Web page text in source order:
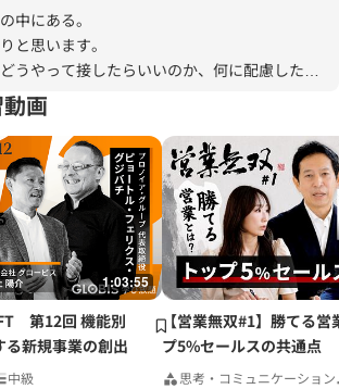
中にある。
と思います。
うやって接したらいいのか、何に配慮したら
らず”貝”になってしまいます。
少しづつでもコミュニケーションがとれるよ
なと思っています。
画
1:03:55
第12回 機能別
新規事業の創出
中級
【営業無双#1】勝てる営
プ5%セールスの共通点
思考・コミュニケーション